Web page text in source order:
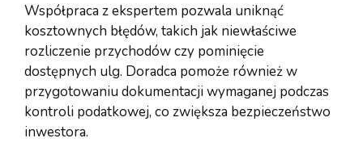
Współpraca z ekspertem pozwala uniknąć
kosztownych błędów, takich jak niewłaściwe
rozliczenie przychodów czy pominięcie
dostępnych ulg. Doradca pomoże również w
przygotowaniu dokumentacji wymaganej podczas
kontroli podatkowej, co zwiększa bezpieczeństwo
inwestora.